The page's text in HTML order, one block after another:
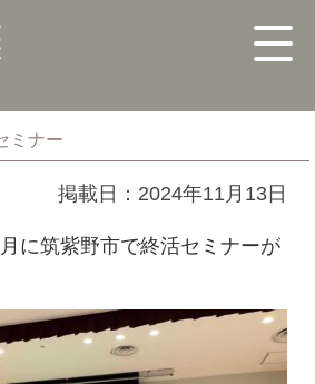
ミナー
掲載日：2024年11月13日
に筑紫野市で終活セミナーが